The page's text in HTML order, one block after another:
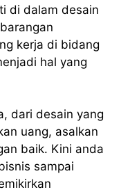
di dalam desain
kerja di bidang
hal yang
dari desain yang
uang, asalkan
baik. Kini anda
sampai